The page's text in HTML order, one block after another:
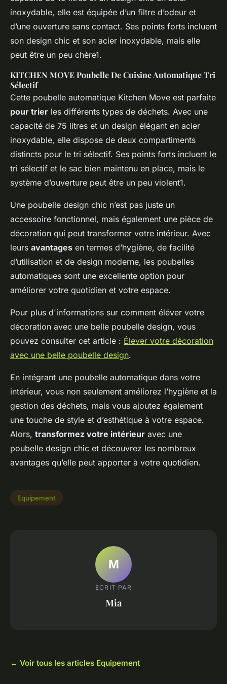
inoxydable, elle est équipée d’un filtre d’odeur et
d’une ouverture sans contact. Ses points forts incluent
son design chic et son acier inoxydable, mais elle
peut être un peu chère1.
KITCHEN MOVE Poubelle De Cuisine Automatique Tri
Sélectif
Cette poubelle automatique Kitchen Move est parfaite
pour trier les différents types de déchets. Avec une
capacité de 75 litres et un design élégant en acier
inoxydable, elle dispose de deux compartiments
distincts pour le tri sélectif. Ses points forts incluent le
tri sélectif et le sac bien maintenu en place, mais le
système d’ouverture peut être un peu violent1.
Une poubelle design chic n’est pas juste un
accessoire fonctionnel, mais également une pièce de
décoration qui peut transformer votre intérieur. Avec
leurs avantages en termes d’hygiène, de facilité
d’utilisation et de design moderne, les poubelles
automatiques sont une excellente option pour
améliorer votre quotidien et votre espace.
Pour plus d'informations sur comment éléver votre
décoration avec une belle poubelle design, vous
pouvez consulter cet article : Élever votre décoration
avec une belle poubelle design.
En intégrant une poubelle automatique dans votre
intérieur, vous non seulement améliorez l’hygiène et la
gestion des déchets, mais vous ajoutez également
une touche de style et d’esthétique à votre espace.
Alors, transformez votre intérieur avec une
poubelle design chic et découvrez les nombreux
avantages qu’elle peut apporter à votre quotidien.
Equipement
M
ECRIT PAR
Mia
← Voir tous les articles Equipement